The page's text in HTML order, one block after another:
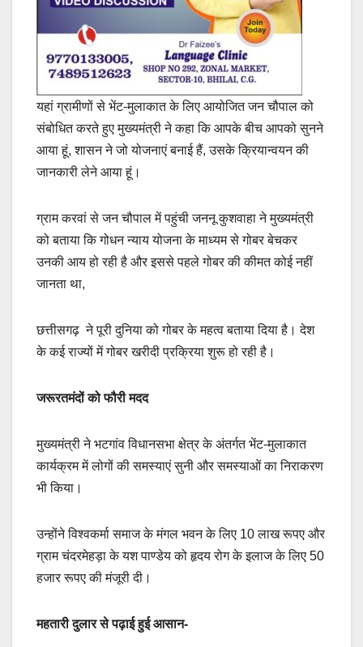
यहां ग्रामीणों से भेंट-मुलाकात के लिए आयोजित जन चौपाल को
संबोधित करते हुए मुख्यमंत्री ने कहा कि आपके बीच आपको सुनने
आया हूं, शासन ने जो योजनाएं बनाई हैं, उसके क्रियान्वयन की
जानकारी लेने आया हूं।
ग्राम करवां से जन चौपाल में पहुंची जननू कुशवाहा ने मुख्यमंत्री
को बताया कि गोधन न्याय योजना के माध्यम से गोबर बेचकर
उनकी आय हो रही है और इससे पहले गोबर की कीमत कोई नहीं
जानता था,
छत्तीसगढ़ ने पूरी दुनिया को गोबर के महत्व बताया दिया है। देश
के कई राज्यों में गोबर खरीदी प्रक्रिया शुरू हो रही है।
जरूरतमंदों को फौरी मदद
मुख्यमंत्री ने भटगांव विधानसभा क्षेत्र के अंतर्गत भेंट-मुलाकात
कार्यक्रम में लोगों की समस्याएं सुनी और समस्याओं का निराकरण
भी किया।
उन्होंने विश्वकर्मा समाज के मंगल भवन के लिए 10 लाख रूपए और
ग्राम चंदरमेहड़ा के यश पाण्डेय को हृदय रोग के इलाज के लिए 50
हजार रूपए की मंजूरी दी।
महतारी दुलार से पढ़ाई हुई आसान-